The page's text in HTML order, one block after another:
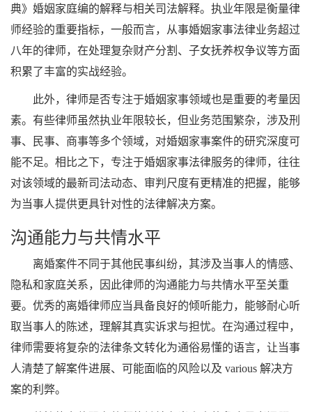
典》婚姻家庭编的解释与相关司法解释。执业年限是衡量律
师经验的重要指标，一般而言，从事婚姻家事法律业务超过
八年的律师，在处理复杂财产分割、子女抚养权争议等方面
积累了丰富的实战经验。
此外，律师是否专注于婚姻家事领域也是重要的考量因
素。有些律师虽然执业年限较长，但业务范围繁杂，涉及刑
事、民事、商事等多个领域，对婚姻家事案件的研究深度可
能不足。相比之下，专注于婚姻家事法律服务的律师，往往
对该领域的最新司法动态、审判尺度有更精准的把握，能够
为当事人提供更具针对性的法律解决方案。
沟通能力与共情水平
离婚案件不同于其他民事纠纷，其涉及当事人的情感、
隐私和家庭关系，因此律师的沟通能力与共情水平至关重
要。优秀的离婚律师应当具备良好的倾听能力，能够耐心听
取当事人的陈述，理解其真实诉求与担忧。在沟通过程中，
律师需要将复杂的法律条文转化为通俗易懂的语言，让当事
人清楚了解案件进展、可能面临的风险以及 various 解决方
案的利弊。